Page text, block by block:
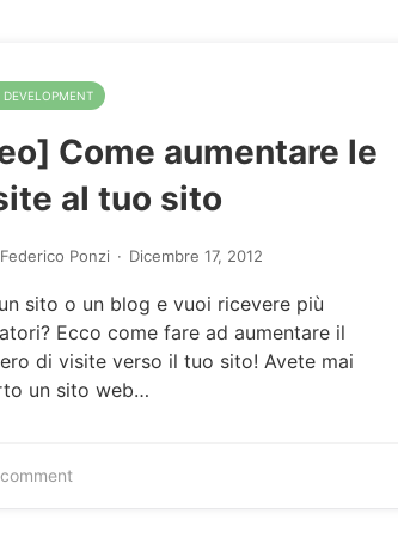
DEVELOPMENT
Come aumentare le
al tuo sito
Federico Ponzi · Dicembre 17, 2012
sito o un blog e vuoi ricevere più
Ecco come fare ad aumentare il
di visite verso il tuo sito! Avete mai
un sito web…